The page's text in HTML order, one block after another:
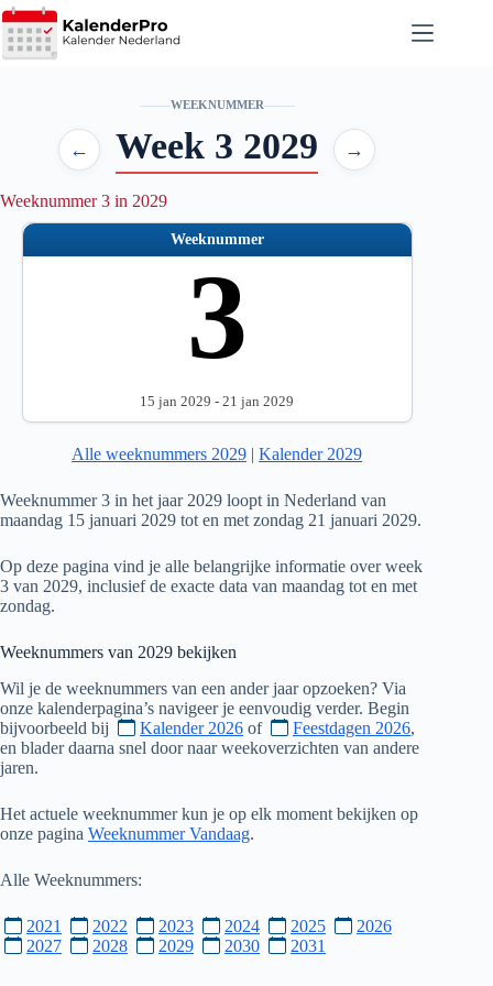
Ga
naar
de
WEEKNUMMER
← Week 3 2029 →
Weeknummer 3 in 2029
Weeknummer
3
15 jan 2029 - 21 jan 2029
Alle weeknummers 2029 |Kalender 2029
Weeknummer 3 in het jaar 2029 loopt in Nederland van
maandag 15 januari 2029 tot en met zondag 21 januari 2029.
Op deze pagina vind je alle belangrijke informatie over week
3 van 2029, inclusief de exacte data van maandag tot en met
zondag.
Weeknummers van 2029 bekijken
Wil je de weeknummers van een ander jaar opzoeken? Via
onze kalenderpagina’s navigeer je eenvoudig verder. Begin
bijvoorbeeld bij
Kalender 2026 of Feestdagen 2026,
en blader daarna snel door naar weekoverzichten van andere
jaren.
Het actuele weeknummer kun je op elk moment bekijken op
onze pagina Weeknummer Vandaag.
Alle Weeknummers:
2021 2022 2023 2024 2025
2026
2027
2028 2029 2030 2031